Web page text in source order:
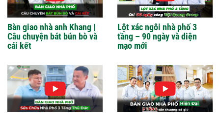
Bàn giao nhà anh Khang |
Câu chuyện bát bún bò và
cái kết
Lột xác ngôi nhà phố 3
tầng – 90 ngày và diện
mạo mới